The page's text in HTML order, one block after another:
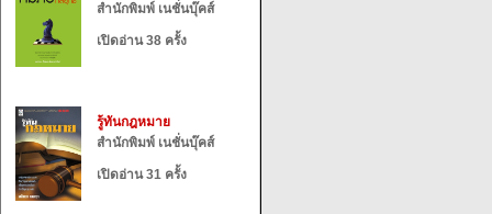
สำนักพิมพ์ เนชั่นบุ๊คส์
เปิดอ่าน 38 ครั้ง
รู้ทันกฎหมาย
สำนักพิมพ์ เนชั่นบุ๊คส์
เปิดอ่าน 31 ครั้ง